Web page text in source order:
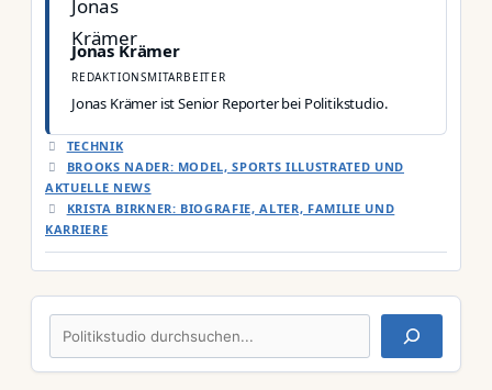
Jonas Krämer
REDAKTIONSMITARBEITER
Jonas Krämer ist Senior Reporter bei Politikstudio.
KATEGORIEN
TECHNIK
BROOKS NADER: MODEL, SPORTS ILLUSTRATED UND
AKTUELLE NEWS
KRISTA BIRKNER: BIOGRAFIE, ALTER, FAMILIE UND
KARRIERE
Suchen